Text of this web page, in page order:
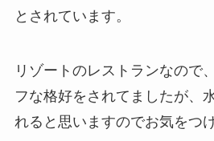
とされています。
リゾートのレストランなので
フな格好をされてましたが、
れると思いますのでお気をつ